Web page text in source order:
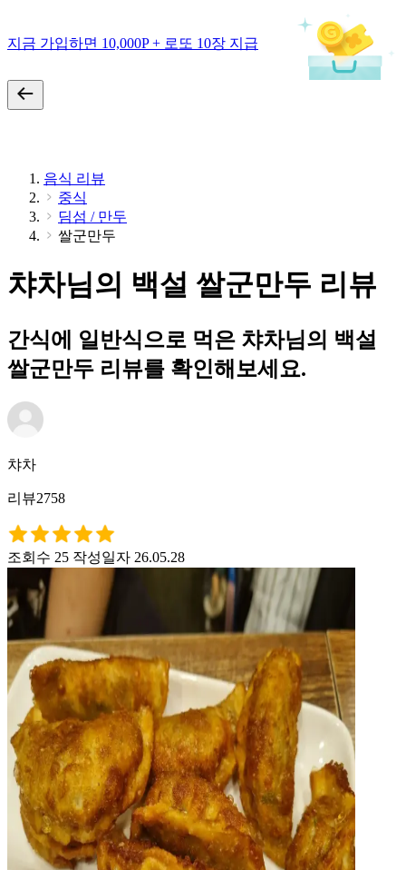
지금 가입하면 10,000P + 로또 10장 지급
음식 리뷰
중식
딤섬 / 만두
쌀군만두
챠차님의 백설 쌀군만두 리뷰
간식에 일반식으로 먹은 챠차님의 백설
쌀군만두 리뷰를 확인해보세요.
챠차
리뷰2758
조회수 25 작성일자 26.05.28